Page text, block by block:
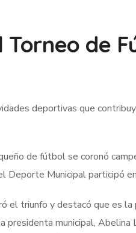
Torneo de
deportivas que
de fútbol se coronó
Municipal participó
el triunfo y destacó que es la
presidenta municipal,